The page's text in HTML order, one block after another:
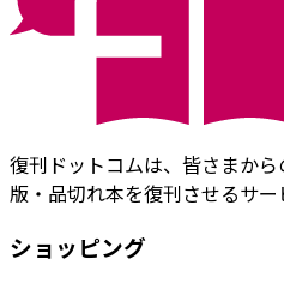
復刊ドットコムは、皆さまか
版・品切れ本を復刊させるサー
ショッピング